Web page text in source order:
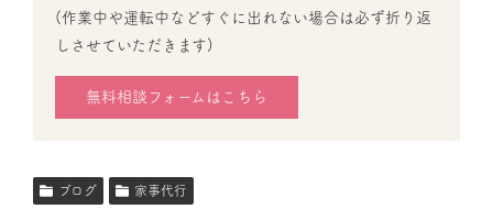
(作業中や運転中などすぐに出れない場合は必ず折り返
しさせていただきます)
無料相談フォームはこちら
ブログ 家事代行